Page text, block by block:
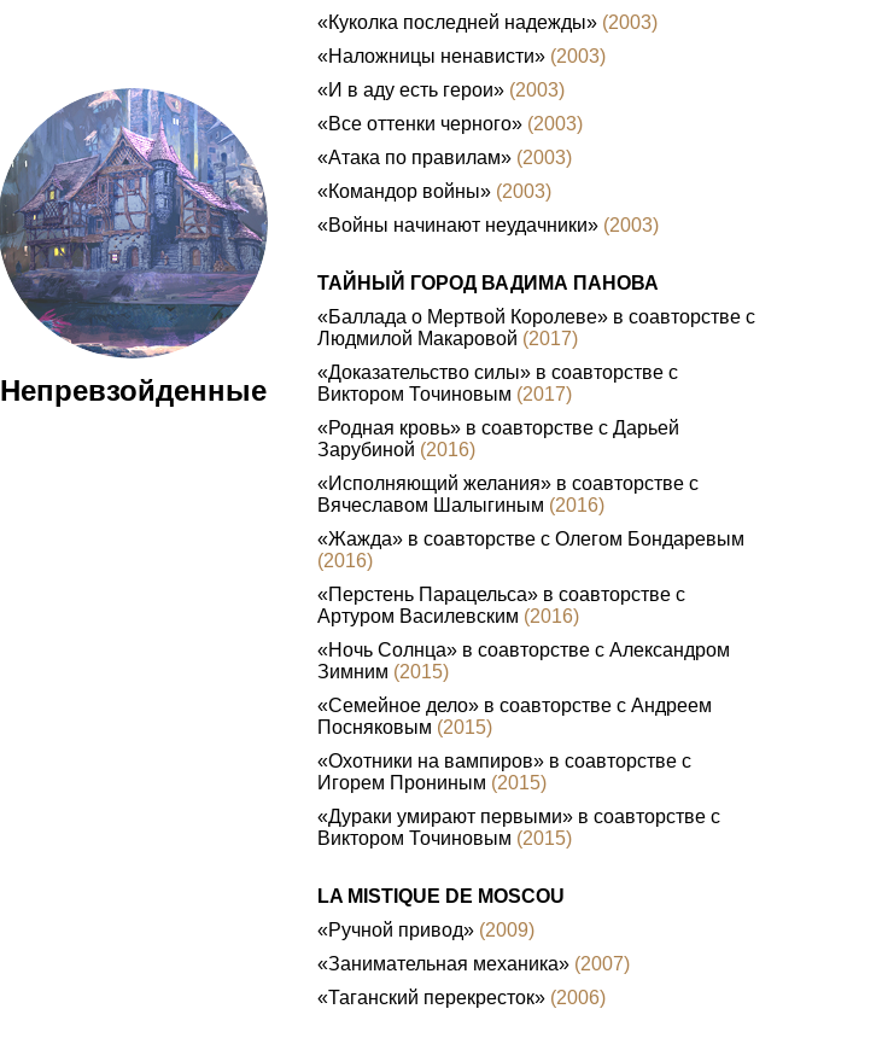
Непревзойденные
«Куколка последней надежды» (2003)
«Наложницы ненависти» (2003)
«И в аду есть герои» (2003)
«Все оттенки черного» (2003)
«Атака по правилам» (2003)
«Командор войны» (2003)
«Войны начинают неудачники» (2003)
ТАЙНЫЙ ГОРОД ВАДИМА ПАНОВА
«Баллада о Мертвой Королеве» в соавторстве с
Людмилой Макаровой (2017)
«Доказательство силы» в соавторстве с
Виктором Точиновым (2017)
«Родная кровь» в соавторстве с Дарьей
Зарубиной (2016)
«Исполняющий желания» в соавторстве с
Вячеславом Шалыгиным (2016)
«Жажда» в соавторстве с Олегом Бондаревым
(2016)
«Перстень Парацельса» в соавторстве с
Артуром Василевским (2016)
«Ночь Солнца» в соавторстве с Александром
Зимним (2015)
«Семейное дело» в соавторстве с Андреем
Посняковым (2015)
«Охотники на вампиров» в соавторстве с
Игорем Прониным (2015)
«Дураки умирают первыми» в соавторстве с
Виктором Точиновым (2015)
LA MISTIQUE DE MOSCOU
«Ручной привод» (2009)
«Занимательная механика» (2007)
«Таганский перекресток» (2006)